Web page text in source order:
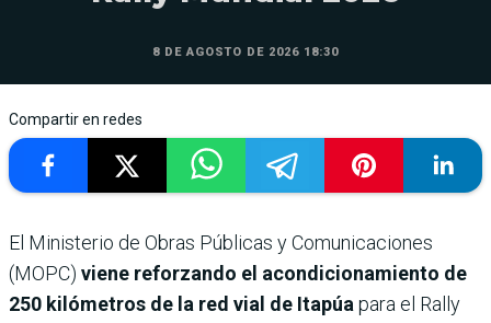
8 DE AGOSTO DE 2026 18:30
Compartir en redes
El Ministerio de Obras Públicas y Comunicaciones
(MOPC) viene reforzando el acondicionamiento de
250 kilómetros de la red vial de Itapúa para el Rally